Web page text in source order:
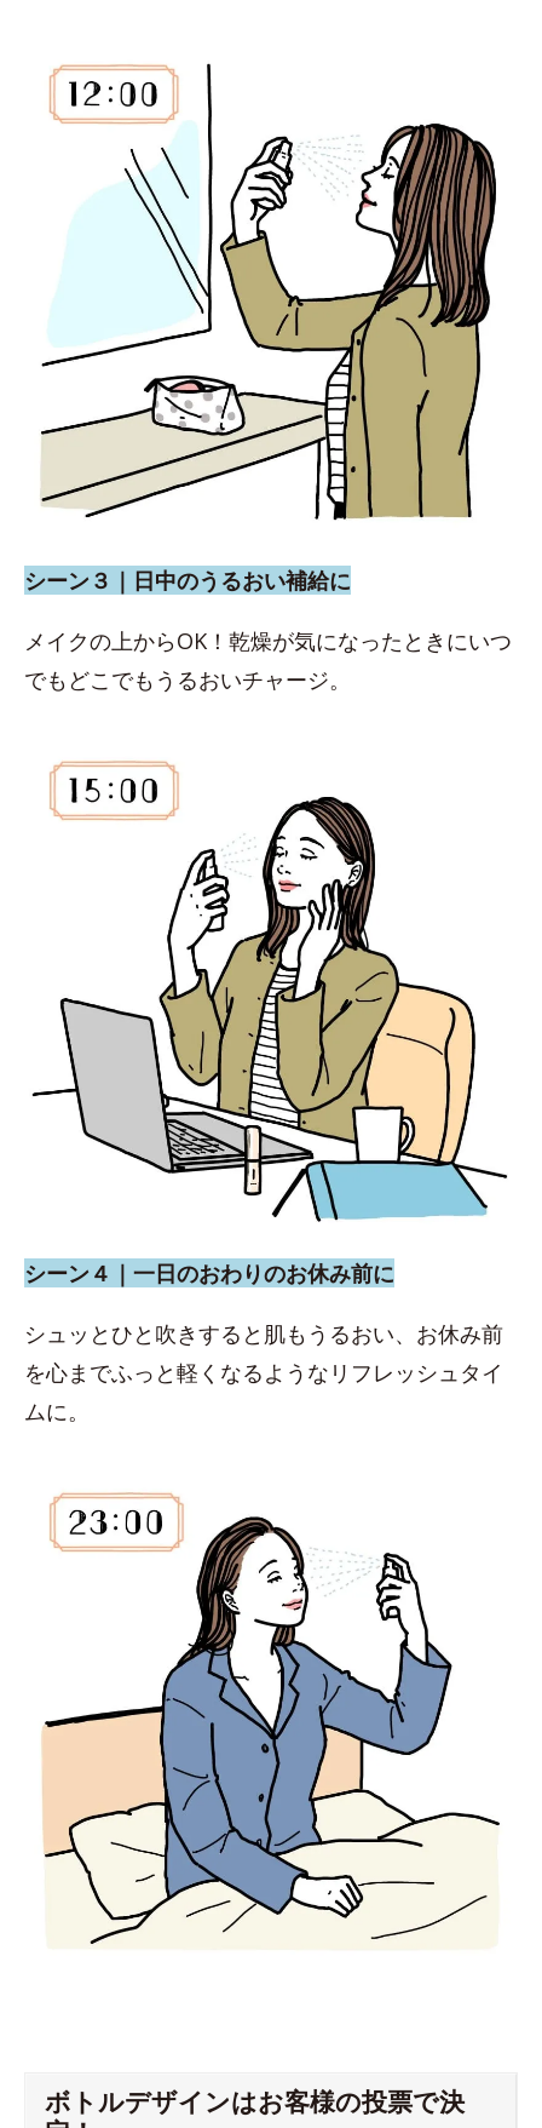
シーン３｜日中のうるおい補給に
メイクの上からOK！乾燥が気になったときにいつ
でもどこでもうるおいチャージ。
シーン４｜一日のおわりのお休み前に
シュッとひと吹きすると肌もうるおい、お休み前
を心までふっと軽くなるようなリフレッシュタイ
ムに。
ボトルデザインはお客様の投票で決